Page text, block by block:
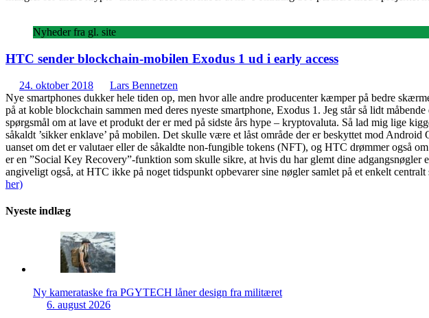
Nyheder fra gl. site
HTC sender blockchain-mobilen Exodus 1 ud i early access
24. oktober 2018
Lars Bennetzen
Nye smartphones dukker hele tiden op, men hvor alle andre producenter kæmper på bedre
på at koble blockchain sammen med deres nyeste smartphone, Exodus 1. Jeg står så lidt
spørgsmål om at lave et produkt der er med på sidste års hype – kryptovaluta. Så lad mig lige
såkaldt ’sikker enklave’ på mobilen. Det skulle være et låst område der er beskyttet mod
uanset om det er valutaer eller de såkaldte non-fungible tokens (NFT), og HTC drømmer også
er en ”Social Key Recovery”-funktion som skulle sikre, at hvis du har glemt dine
angiveligt også, at HTC ikke på noget tidspunkt opbevarer sine nøgler samlet på et enkelt
her)
Nyeste indlæg
Ny kamerataske fra PGYTECH låner design fra militæret
6. august 2026